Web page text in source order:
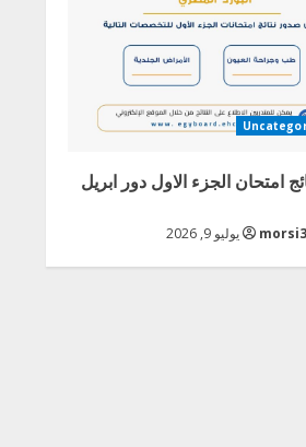
امتحان الجزء الاول دور ابريل
يوليو 9, 2026